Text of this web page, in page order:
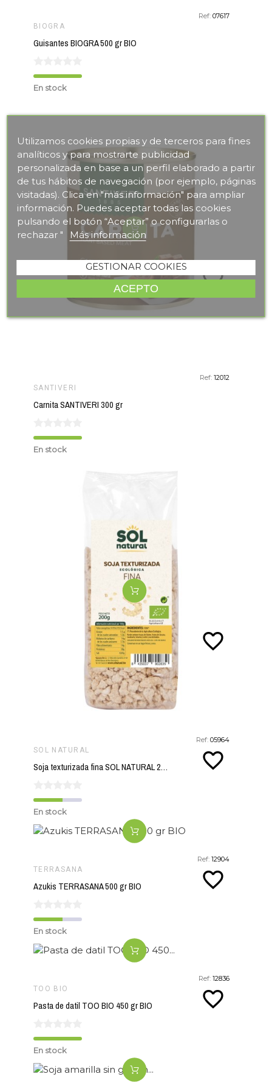
Utilizamos cookies propias y de terceros para fines
analíticos y para mostrarte publicidad
personalizada en base a un perfil elaborado a partir
de tus hábitos de navegación (por ejemplo, páginas
visitadas). Clica en "más información" para ampliar
información. Puedes aceptar todas las cookies
pulsando el botón “Aceptar” o configurarlas o
rechazar "
Más información
GESTIONAR COOKIES
ACEPTO
Ref:07617
BIOGRA
Guisantes BIOGRA 500 gr BIO
En stock
Ref:12012
SANTIVERI
Carnita SANTIVERI 300 gr
En stock
favorite_border
Ref:05964
SOL NATURAL
Soja texturizada fina SOL NATURAL 200 gr BIO
En stock
favorite_border
Ref:12904
TERRASANA
Azukis TERRASANA 500 gr BIO
En stock
favorite_border
Ref:12836
TOO BIO
Pasta de datil TOO BIO 450 gr BIO
En stock
favorite_border
favorite_border